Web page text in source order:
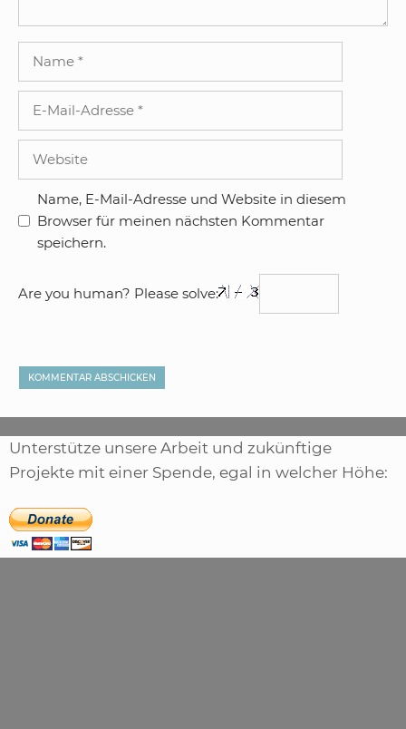
Adresse
Name, E-Mail-Adresse und Website in diesem
Browser für meinen nächsten Kommentar
speichern.
Are you human? Please solve:
Unterstütze unsere Arbeit und zukünftige
Projekte mit einer Spende, egal in welcher Höhe: